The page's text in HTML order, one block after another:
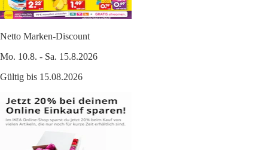
Netto Marken-Discount
Mo. 10.8. - Sa. 15.8.2026
Gültig bis 15.08.2026